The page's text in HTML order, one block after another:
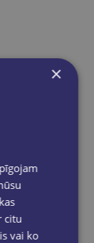
×
citu
vai ko